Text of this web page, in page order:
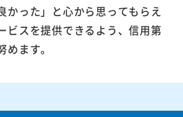
かった」と心から思ってもらえ
ビスを提供できるよう、信用第
ます。